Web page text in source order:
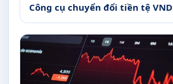
Công cụ chuyển đổi tiền tệ VND